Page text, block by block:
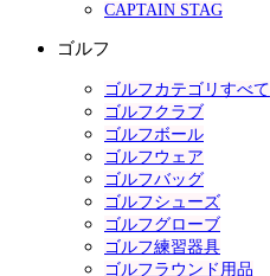
CAPTAIN STAG
ゴルフ
ゴルフカテゴリすべて
ゴルフクラブ
ゴルフボール
ゴルフウェア
ゴルフバッグ
ゴルフシューズ
ゴルフグローブ
ゴルフ練習器具
ゴルフラウンド用品